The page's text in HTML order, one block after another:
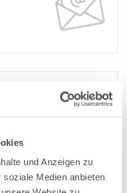
und Anzeigen zu
Medien anbieten